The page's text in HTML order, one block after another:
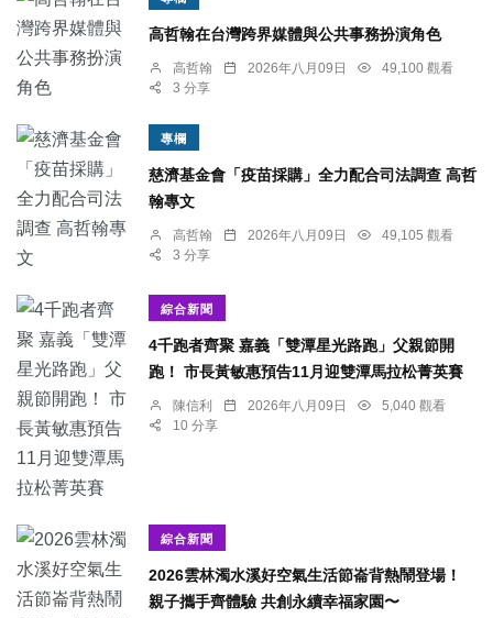
高哲翰在台灣跨界媒體與公共事務扮演角色
高哲翰 2026年八月09日
49,100 觀看
3 分享
專欄
慈濟基金會「疫苗採購」全力配合司法調查 高哲
翰專文
高哲翰 2026年八月09日
49,105 觀看
3 分享
綜合新聞
4千跑者齊聚 嘉義「雙潭星光路跑」父親節開
跑！ 市長黃敏惠預告11月迎雙潭馬拉松菁英賽
陳信利 2026年八月09日
5,040 觀看
10 分享
綜合新聞
2026雲林濁水溪好空氣生活節崙背熱鬧登場！
親子攜手齊體驗 共創永續幸福家園〜